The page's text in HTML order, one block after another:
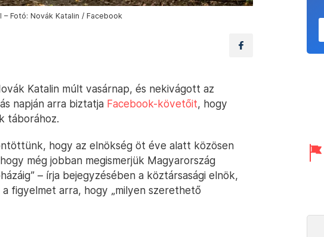
Fotó: Novák Katalin / Facebook
Katalin múlt vasárnap, és nekivágott az
napján arra biztatja Facebook-követőit, hogy
táborához.
hogy az elnökség öt éve alatt közösen
még jobban megismerjük Magyarország
– írja bejegyzésében a köztársasági elnök,
figyelmet arra, hogy „milyen szerethető